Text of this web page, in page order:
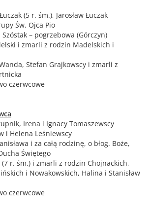
(5 r. śm.), Jarosław Łuczak
Św. Ojca Pio
– pogrzebowa (Górczyn)
i zmarli z rodzin Madelskich i
Stefan Grajkowscy i zmarli z
czerwcowe
Irena i Ignacy Tomaszewscy
i Helena Leśniewscy
i za całą rodzinę, o błog. Boże,
Świętego
(7 r. śm.) i zmarli z rodzin Chojnackich,
i Nowakowskich, Halina i Stanisław
czerwcowe